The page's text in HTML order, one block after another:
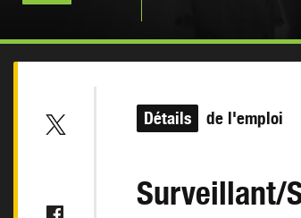
Détails de l'emploi
Surveillant/